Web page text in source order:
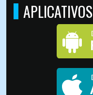
APLICATIVOS